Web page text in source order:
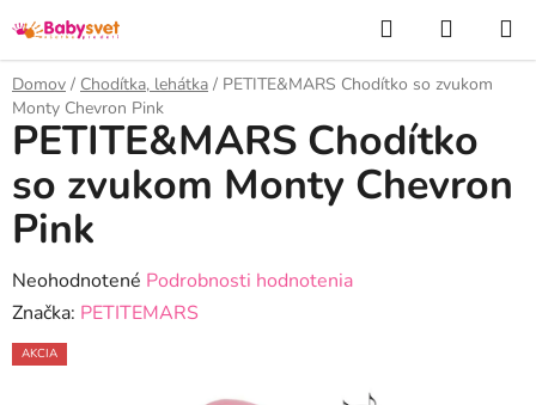
na
obsah
Hľadať
KOŠÍK
Domov / Chodítka, lehátka / PETITE&MARS Chodítko so zvukom
Monty Chevron Pink
PETITE&MARS Chodítko
so zvukom Monty Chevron
Pink
Priemerné
hodnotenie
produktu
Neohodnotené Podrobnosti hodnotenia
Značka: PETITEMARS
AKCIA